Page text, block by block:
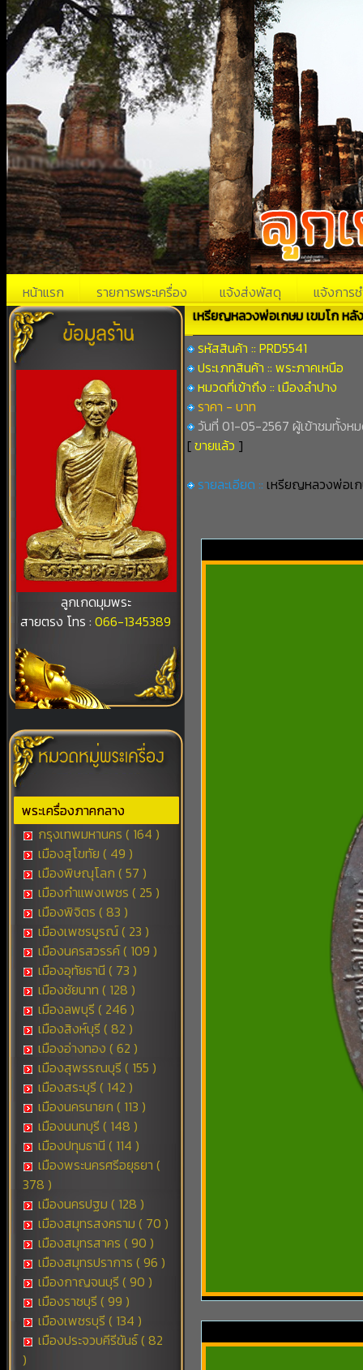
หน้าแรก รายการพระเครื่อง แจ้งส่งพัสดุ แจ้งการช
ลูกเกดมุมพระ
สายตรง โทร :066-1345389
พระเครื่องภาคกลาง
กรุงเทพมหานคร ( 164 )
เมืองสุโขทัย ( 49 )
เมืองพิษณุโลก ( 57 )
เมืองกำแพงเพชร ( 25 )
เมืองพิจิตร ( 83 )
เมืองเพชรบูรณ์ ( 23 )
เมืองนครสวรรค์ ( 109 )
เมืองอุทัยธานี ( 73 )
เมืองชัยนาท ( 128 )
เมืองลพบุรี ( 246 )
เมืองสิงห์บุรี ( 82 )
เมืองอ่างทอง ( 62 )
เมืองสุพรรณบุรี ( 155 )
เมืองสระบุรี ( 142 )
เมืองนครนายก ( 113 )
เมืองนนทบุรี ( 148 )
เมืองปทุมธานี ( 114 )
เมืองพระนครศรีอยุธยา (
378 )
เมืองนครปฐม ( 128 )
เมืองสมุทรสงคราม ( 70 )
เมืองสมุทรสาคร ( 90 )
เมืองสมุทรปราการ ( 96 )
เมืองกาญจนบุรี ( 90 )
เมืองราชบุรี ( 99 )
เมืองเพชรบุรี ( 134 )
เมืองประจวบคีรีขันธ์ ( 82
)
เหรียญหลวงพ่อเกษม เขมโก ห
รหัสสินค้า :: PRD5541
ประเภทสินค้า :: พระภาคเหนือ
หมวดที่เข้าถึง :: เมืองลำปาง
ราคา - บาท
วันที่ 01-05-2567 ผู้เข้าชมทั้งห
[ขายแล้ว ]
รายละเอียด :: เหรียญหลวงพ่อเ